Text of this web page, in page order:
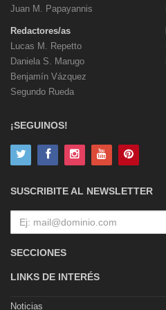
Juan M. Papayannis
Redactores/as
Lucas M. Repetto
Daniela S. Marugo
Benjamín Vázquez
Segundo Rueda
¡SEGUINOS!
SUSCRIBITE AL NEWSLETTER
SECCIONES
LINKS DE INTERÉS
Noticias